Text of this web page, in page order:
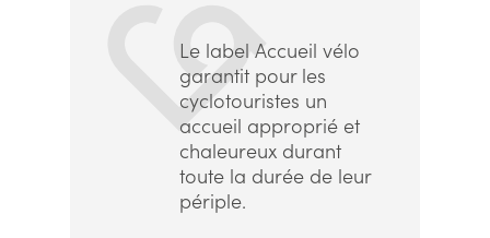
Le label Accueil vélo
garantit pour les
cyclotouristes un
accueil approprié et
chaleureux durant
toute la durée de leur
périple.